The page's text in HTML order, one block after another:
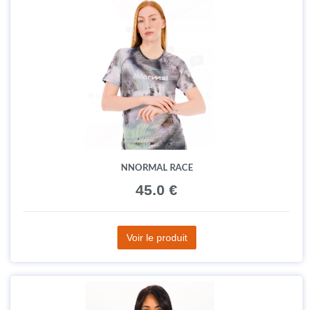
NNORMAL RACE
45.0 €
Voir le produit